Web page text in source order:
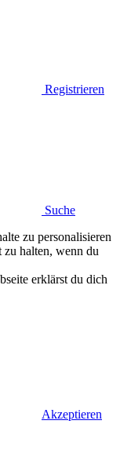
Registrieren
Suche
zu personalisieren
zu halten, wenn du
erklärst du dich
Akzeptieren